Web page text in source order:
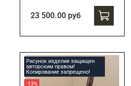
23 500.00 руб
Рисунок изделия защищен
авторским правом!
Копирование запрещено!
-13%